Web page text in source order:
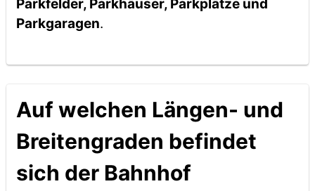
Parkfelder, Parkhäuser, Parkplätze und
Parkgaragen.
Auf welchen Längen- und
Breitengraden befindet
sich der Bahnhof